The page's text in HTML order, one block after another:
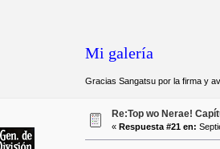
Mi galería
Gracias Sangatsu por la firma y
Re:Top wo Nerae!
« Respuesta #21 en: